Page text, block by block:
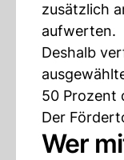
zusätzlich
aufwerten.
Deshalb
50 Prozent
Der
Wer